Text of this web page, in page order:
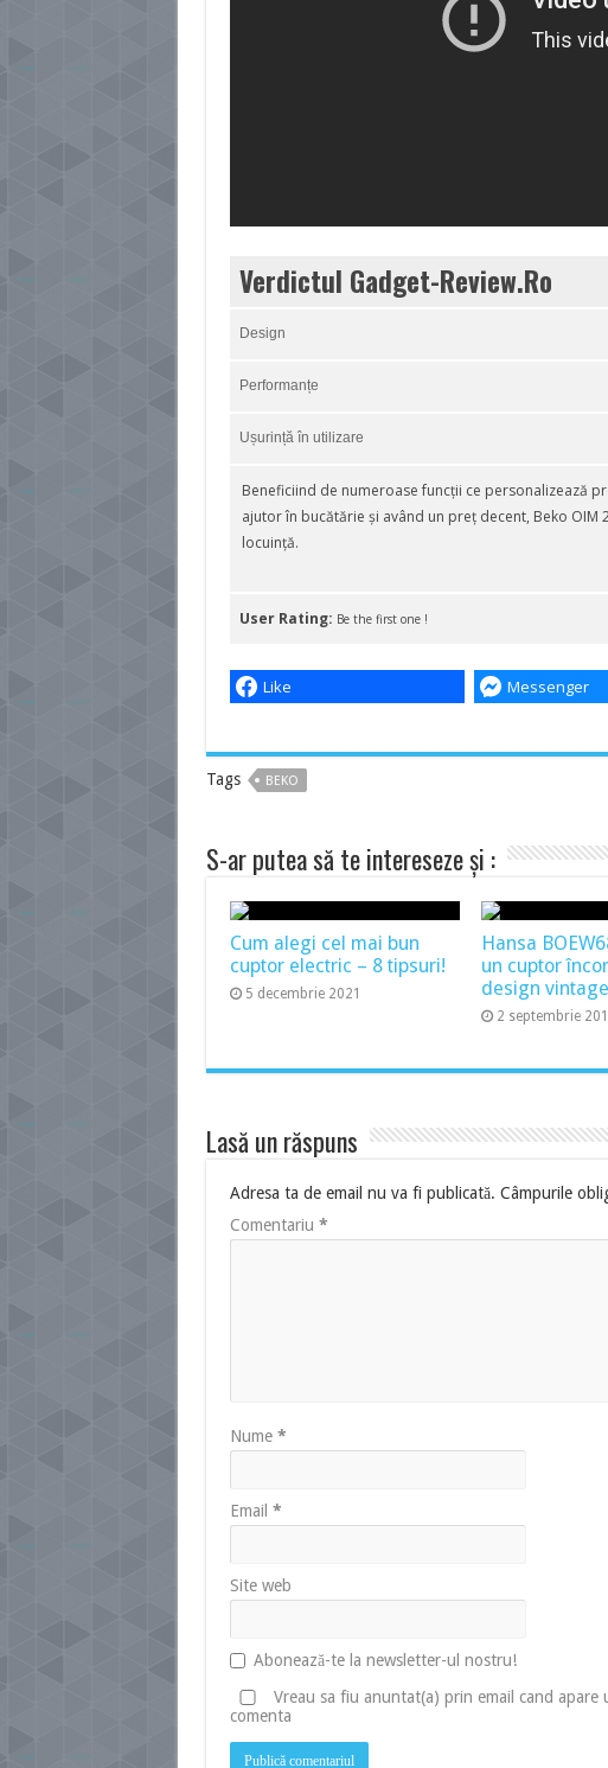
Verdictul Gadget-Review.Ro
Design
Performanțe
Ușurință în utilizare
Beneficiind de numeroase funcții ce personalizează
ajutor în bucătărie și având un preț decent, Beko OIM
locuință.
User Rating: Be the first one !
Like Messenger
Tags BEKO
S-ar putea să te intereseze și :
Cum alegi cel mai bun
cuptor electric – 8 tipsuri!
5 decembrie 2021
Hansa
un cuptor
design vintage
2 septembrie
Lasă un răspuns
Adresa ta de email nu va fi publicată. Câmpurile
Comentariu *
Nume *
Email *
Site web
Abonează-te la newsletter-ul nostru!
Vreau sa fiu anuntat(a) prin email cand
comenta